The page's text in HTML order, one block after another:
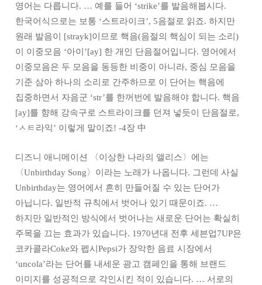
영어는 다릅니다. … 예를 들어 ‘strike’를 발음해봅시다.
한국어식으로는 보통 ‘스트라이크’, 5음절로 읽죠. 하지만
원래 발음이 [strayk]이므로 핵음(음절의 핵심이 되는 소리)
이 이중모음 ‘아이’[ay] 한 개인 단음절어입니다. 영어에서
이중모음은 두 모음을 동등한 비중이 아니라, 중심 모음을
기준 삼아 하나의 소리로 간주하므로 이 단어는 핵음에
집중하면서 자음군 ‘str’를 한꺼번에 발음해야 합니다. 핵음
[ay]를 향해 강속구로 스트라이크를 던져 넣듯이 단음절로,
‘ㅅㅌ라익’ 이렇게 말이죠! -4장 中
디즈니 애니메이션 〈이상한 나라의 앨리스〉에는
〈Unbirthday Song〉이라는 노래가 나옵니다. 그런데 사실
Unbirthday는 영어에서 흔히 만들어질 수 있는 단어가
아닙니다. 일반적 규칙에서 벗어나 있기 때문이죠. …
하지만 일반적인 방식에서 벗어나는 새로운 단어는 확실히
주목을 끄는 효과가 있습니다. 1970년대 전후 세븐업7UP은
코카콜라Coke와 펩시Pepsi가 장악한 음료 시장에서
‘uncola’라는 단어를 내세운 광고 캠페인을 통해 브랜드
이미지를 성공적으로 각인시킨 적이 있습니다. … 서로의